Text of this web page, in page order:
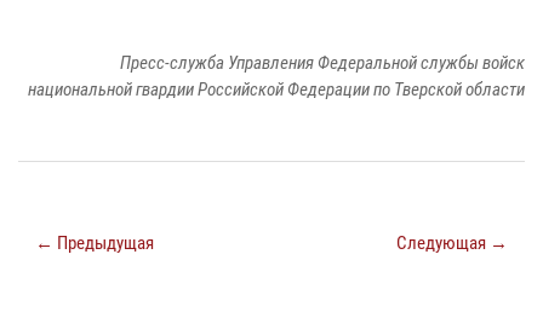
Пресс-служба Управления Федеральной службы войск
национальной гвардии Российской Федерации по Тверской области
← Предыдущая Следующая →